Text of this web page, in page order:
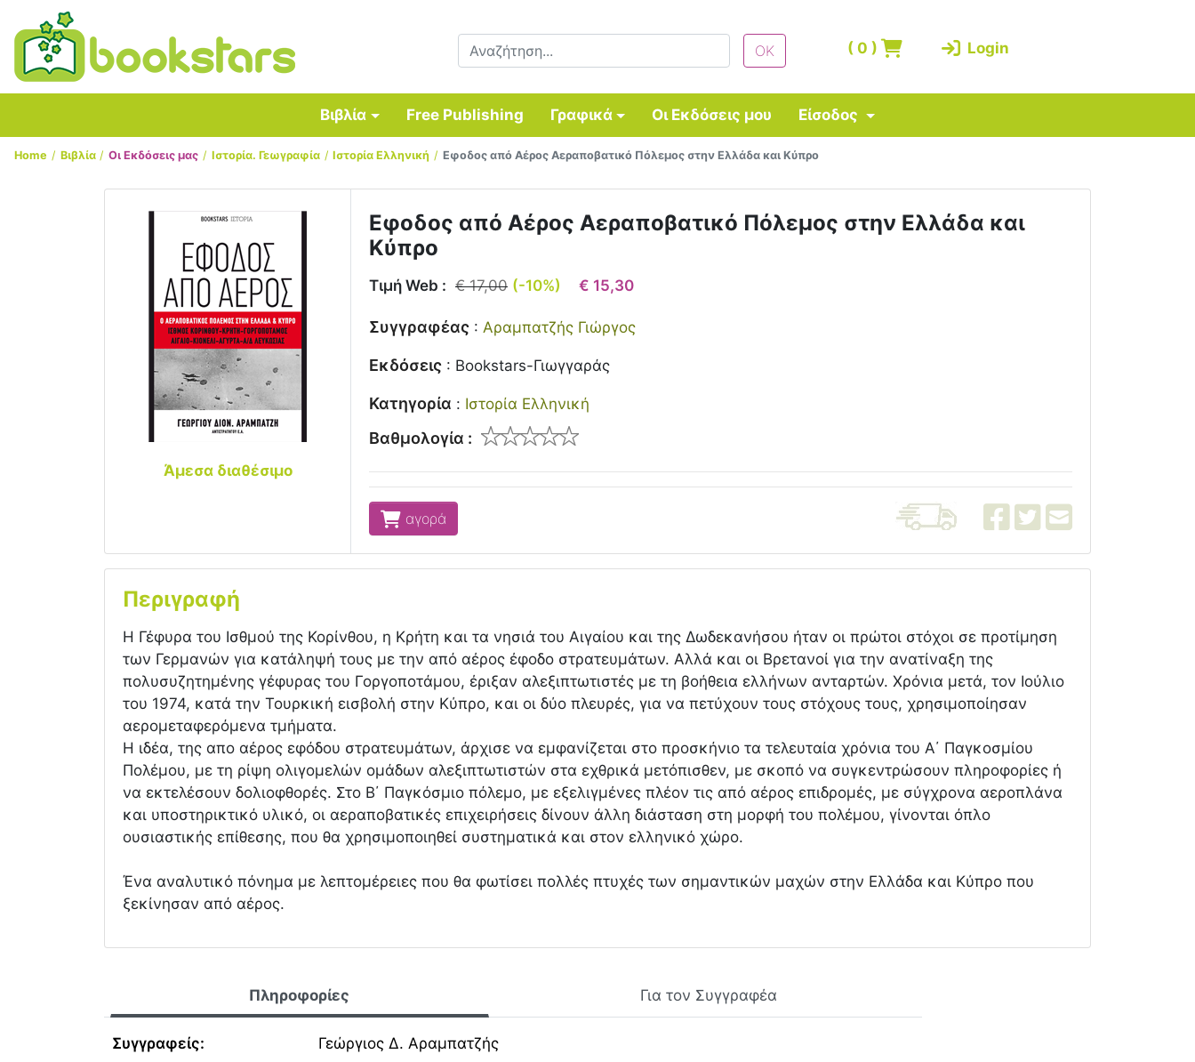
(0 ) Login
Βιβλία Free Publishing Γραφικά Οι Εκδόσεις μου Είσοδος
Home Βιβλία Οι Εκδόσεις μας Ιστορία. Γεωγραφία Ιστορία Ελληνική Εφοδος από Αέρος Αεραποβατικό Πόλεμος στην Ελλάδα και Κύπρο
Άμεσα διαθέσιμο
Εφοδος από Αέρος Αεραποβατικό Πόλεμος στην Ελλάδα και
Κύπρο
Τιμή Web : € 17,00 (-10%) € 15,30
Συγγραφέας : Αραμπατζής Γιώργος
Εκδόσεις : Bookstars-Γιωγγαράς
Κατηγορία : Ιστορία Ελληνική
Βαθμολογία :
αγορά
Περιγραφή
Η Γέφυρα του Ισθμού της Κορίνθου, η Κρήτη και τα νησιά του Αιγαίου και της Δωδεκανήσου ήταν οι πρώτοι στόχοι σε προτίμηση
των Γερμανών για κατάληψή τους με την από αέρος έφοδο στρατευμάτων. Αλλά και οι Βρετανοί για την ανατίναξη της
πολυσυζητημένης γέφυρας του Γοργοποτάμου, έριξαν αλεξιπτωτιστές με τη βοήθεια ελλήνων ανταρτών. Χρόνια μετά, τον Ιούλιο
του 1974, κατά την Τουρκική εισβολή στην Κύπρο, και οι δύο πλευρές, για να πετύχουν τους στόχους τους, χρησιμοποίησαν
αερομεταφερόμενα τμήματα.
Η ιδέα, της απo αέρος εφόδου στρατευμάτων, άρχισε να εμφανίζεται στο προσκήνιο τα τελευταία χρόνια του Α΄ Παγκοσμίου
Πολέμου, με τη ρίψη ολιγομελών ομάδων αλεξιπτωτιστών στα εχθρικά μετόπισθεν, με σκοπό να συγκεντρώσουν πληροφορίες ή
να εκτελέσουν δολιοφθορές. Στο Β΄ Παγκόσμιο πόλεμο, με εξελιγμένες πλέον τις από αέρος επιδρομές, με σύγχρονα αεροπλάνα
και υποστηρικτικό υλικό, οι αεραποβατικές επιχειρήσεις δίνουν άλλη διάσταση στη μορφή του πολέμου, γίνονται όπλο
ουσιαστικής επίθεσης, που θα χρησιμοποιηθεί συστηματικά και στον ελληνικό χώρο.
Ένα αναλυτικό πόνημα με λεπτομέρειες που θα φωτίσει πολλές πτυχές των σημαντικών μαχών στην Ελλάδα και Κύπρο που
ξεκίνησαν από αέρος.
Πληροφορίες Για τον Συγγραφέα
Συγγραφείς:
Γεώργιος Δ. Αραμπατζής